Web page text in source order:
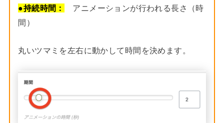
●持続時間：
アニメーションが行われる長さ（時
間）
丸いツマミを左右に動かして時間を決めます。